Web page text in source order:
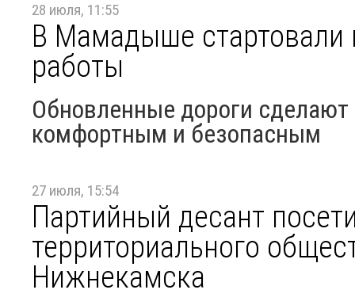
28 июля, 11:55
В Мамадыше
работы
Обновленные дороги
комфортным и безопасным
27 июля, 15:54
Партийный десант
территориального
Нижнекамска